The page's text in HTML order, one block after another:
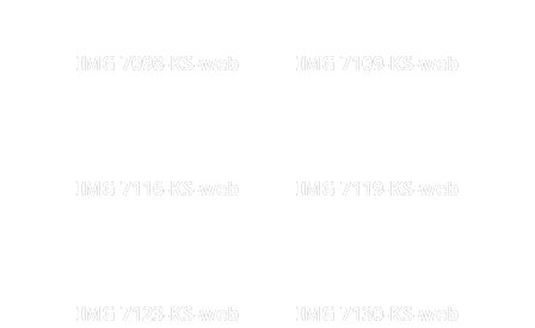
IMG 7098-KS-web IMG 7109-KS-web
IMG 7116-KS-web IMG 7119-KS-web
IMG 7123-KS-web IMG 7130-KS-web